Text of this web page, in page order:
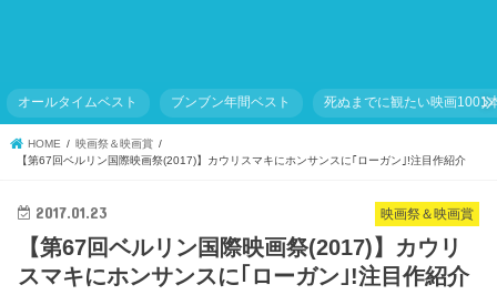
オールタイムベスト ブンブン年間ベスト 死ぬまでに観たい映画1001
HOME
映画祭＆映画賞
【第67回ベルリン国際映画祭(2017)】カウリスマキにホンサンスに｢ローガン｣!注目作紹介
映画祭＆映画賞
2017.01.23
【第67回ベルリン国際映画祭(2017)】カウリ
スマキにホンサンスに｢ローガン｣!注目作紹介